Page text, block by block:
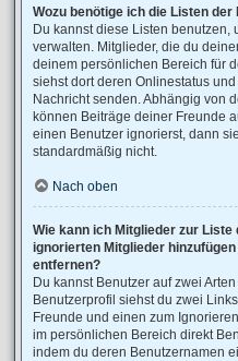
Wozu benötige ich die Listen
Du kannst diese Listen benutzen,
verwalten. Mitglieder, die du
deinem persönlichen Bereich für
siehst dort deren Onlinestatus
Nachricht senden. Abhängig von
können Beiträge deiner Freunde
einen Benutzer ignorierst, dann
standardmäßig nicht.
Nach oben
Wie kann ich Mitglieder zur
ignorierten Mitglieder
entfernen?
Du kannst Benutzer auf zwei
Benutzerprofil siehst du zwei
Freunde und einen zum
im persönlichen Bereich direkt
indem du deren Benutzernamen